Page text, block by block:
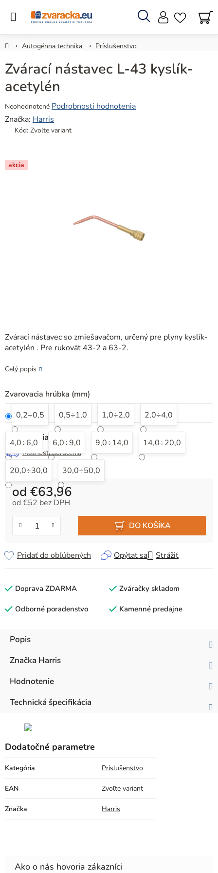
Hľadať
DomovAutogénna technika Príslušenstvo
Zvárací nástavec so zmiešavačom, určený pre plyny kyslík-
acetylén . Pre rukoväť 43-2 a 63-2.
Celý popis
Zvarovacia hrúbka (mm)
0,2÷0,5
0,5÷1,0 1,0÷2,0 2,0÷4,0
4,0÷6,0 6,0÷9,0 9,0÷14,0 14,0÷20,0
20,0÷30,0 30,0÷50,0
Zvoľte variant
Možnosti doručenia
od €63,96
od €52 bez DPH
DO KOŠÍKA
Opýtať sa Strážiť
Pridať do obľúbených
Zvárací nástavec L-43 kyslík-
acetylén
Priemerné
hodnotenie
produktu
z
5
Neohodnotené Podrobnosti hodnotenia
Značka: Harris
Kód: Zvoľte variant
akcia
Doprava ZDARMA Zváračky skladom
Odborné poradenstvo Kamenné predajne
Popis
Značka Harris
Hodnotenie
Technická špecifikácia
Dodatočné parametre
Kategória Príslušenstvo
EAN Zvoľte variant
Značka Harris